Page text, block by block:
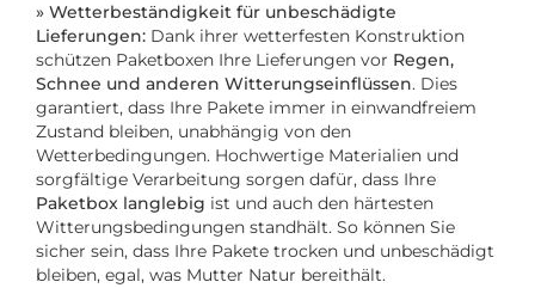
» Wetterbeständigkeit für unbeschädigte
Lieferungen: Dank ihrer wetterfesten Konstruktion
schützen Paketboxen Ihre Lieferungen vor Regen,
Schnee und anderen Witterungseinflüssen. Dies
garantiert, dass Ihre Pakete immer in einwandfreiem
Zustand bleiben, unabhängig von den
Wetterbedingungen. Hochwertige Materialien und
sorgfältige Verarbeitung sorgen dafür, dass Ihre
Paketbox langlebig ist und auch den härtesten
Witterungsbedingungen standhält. So können Sie
sicher sein, dass Ihre Pakete trocken und unbeschädigt
bleiben, egal, was Mutter Natur bereithält.